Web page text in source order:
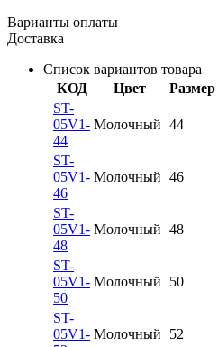
Варианты оплаты
Доставка
Список вариантов товара
КОД
Цвет Размер
ST-
05V1-
44
Молочный 44
ST-
05V1-
46
Молочный 46
ST-
05V1-
48
Молочный 48
ST-
05V1-
50
Молочный 50
ST-
05V1- Молочный 52